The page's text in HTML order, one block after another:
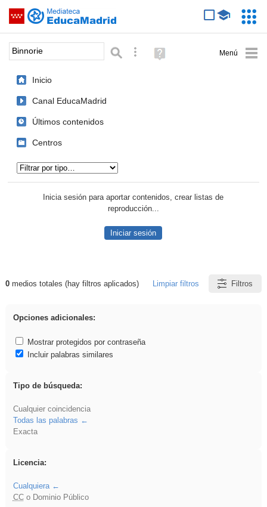
Saltar navegación
Palabra o frase: Búsqueda avanzada
Ayuda
(en
Inicio
Canal EducaMadrid
Últimos contenidos
Centros
Inicia sesión para aportar contenidos, crear listas de
reproducción...
Iniciar sesión
Resultados de: Binnorie
0medios totales (hay filtros aplicados) Limpiar filtros Filtros
Opciones adicionales:
Mostrar protegidos por contraseña
Incluir palabras similares
Tipo de búsqueda:
Cualquier coincidencia
Todas las palabras
Exacta
Licencia:
Cualquiera
CCo Dominio Público